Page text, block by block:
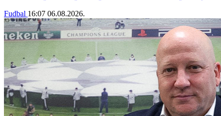
Fudbal 16:07 06.08.2026.